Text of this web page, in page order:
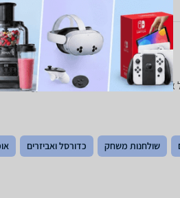
שולחנות משחק כדורסל ואביזרים